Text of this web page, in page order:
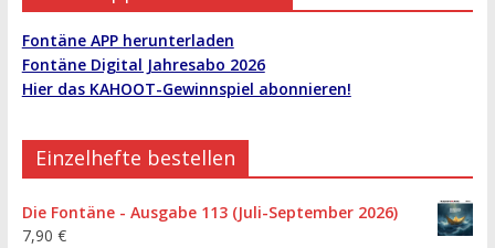
Fontäne APP herunterladen
Fontäne Digital Jahresabo 2026
Hier das KAHOOT-Gewinnspiel abonnieren!
Einzelhefte bestellen
Die Fontäne - Ausgabe 113 (Juli-September 2026)
7,90 €